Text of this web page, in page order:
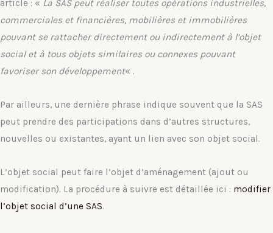
article : « La SAS peut réaliser toutes opérations industrielles,
commerciales et financières, mobilières et immobilières
pouvant se rattacher directement ou indirectement à l’objet
social et à tous objets similaires ou connexes pouvant
favoriser son développement« .
Par ailleurs, une dernière phrase indique souvent que la SAS
peut prendre des participations dans d’autres structures,
nouvelles ou existantes, ayant un lien avec son objet social.
L’objet social peut faire l’objet d’aménagement (ajout ou
modification). La procédure à suivre est détaillée ici : modifier
l’objet social d’une SAS.